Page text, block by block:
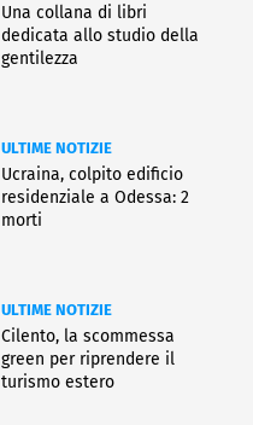
Una collana di libri
dedicata allo studio della
gentilezza
ULTIME NOTIZIE
Ucraina, colpito edificio
residenziale a Odessa: 2
morti
ULTIME NOTIZIE
Cilento, la scommessa
green per riprendere il
turismo estero